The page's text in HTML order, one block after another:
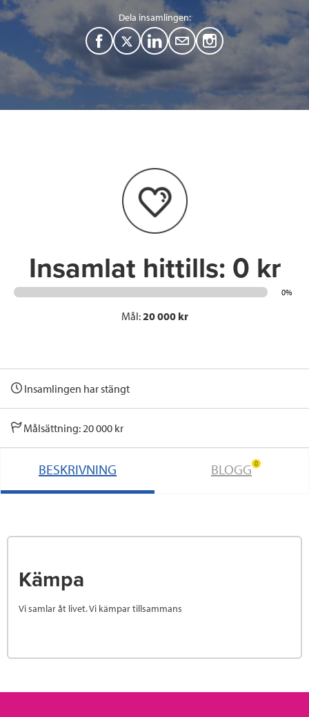
Dela insamlingen:
F
T
e
L
i
I
n
M
a
i
Insamlat hittills: 0 kr
0%
Mål:20 000 kr
Insamlingen har stängt
Målsättning: 20 000 kr
BESKRIVNING BLOGG 0
Kämpa
Vi samlar åt livet. Vi kämpar tillsammans